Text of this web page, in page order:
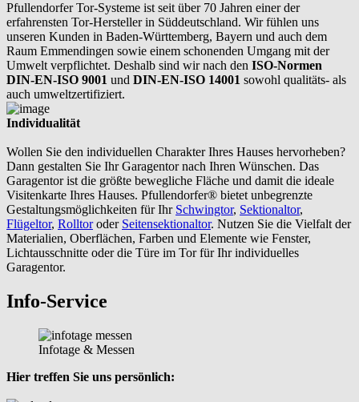
Pfullendorfer Tor-Systeme ist seit über 70 Jahren einer der
erfahrensten Tor-Hersteller in Süddeutschland. Wir fühlen uns
unseren Kunden in Baden-Württemberg, Bayern und auch dem
Raum Emmendingen sowie einem schonenden Umgang mit der
Umwelt verpflichtet. Deshalb sind wir nach den ISO-Normen
DIN-EN-ISO 9001 und DIN-EN-ISO 14001 sowohl qualitäts- als
auch umweltzertifiziert.
Individualität
Wollen Sie den individuellen Charakter Ihres Hauses hervorheben?
Dann gestalten Sie Ihr Garagentor nach Ihren Wünschen. Das
Garagentor ist die größte bewegliche Fläche und damit die ideale
Visitenkarte Ihres Hauses. Pfullendorfer® bietet unbegrenzte
Gestaltungsmöglichkeiten für Ihr Schwingtor, Sektionaltor,
Flügeltor, Rolltoroder Seitensektionaltor. Nutzen Sie die Vielfalt der
Materialien, Oberflächen, Farben und Elemente wie Fenster,
Lichtausschnitte oder die Türe im Tor für Ihr individuelles
Garagentor.
Info-Service
Infotage & Messen
Hier treffen Sie uns persönlich: